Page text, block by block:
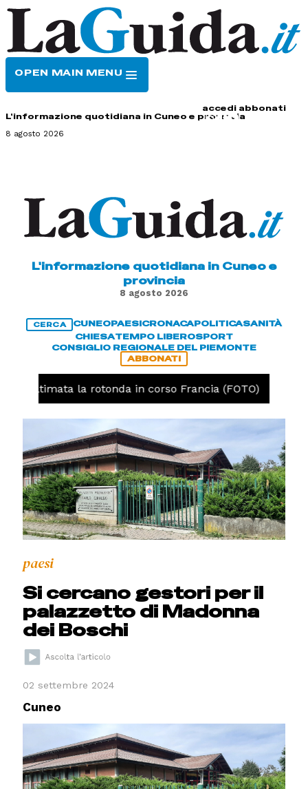
OPEN MAIN MENU
accedi abbonati
L'informazione quotidiana in Cuneo e provincia
8 agosto 2026
L'informazione quotidiana in Cuneo e
provincia
8 agosto 2026
CERCA CUNEOPAESICRONACAPOLITICASANITÀ
CHIESATEMPO LIBEROSPORT
CONSIGLIO REGIONALE DEL PIEMONTE
ABBONATI
ultimata la rotonda in corso Francia (FOTO)
paesi
Si cercano gestori per il
palazzetto di Madonna
dei Boschi
02 settembre 2024
Cuneo